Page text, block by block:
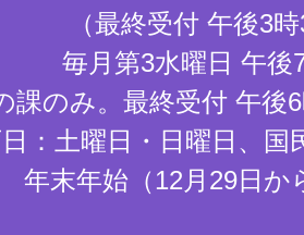
（最終受付 午後3
毎月第3水曜日 午後
課のみ。最終受付 午
：土曜日・日曜日、国
年末年始（12月29日か